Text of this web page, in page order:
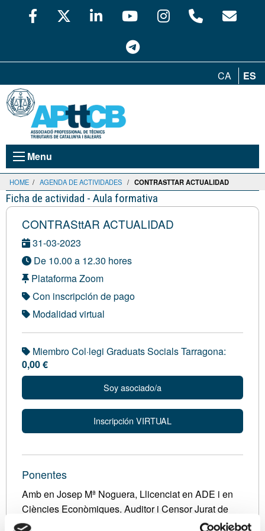
CA ES
Menu
HOME / AGENDA DE ACTIVIDADES / CONTRASTTAR ACTUALIDAD
Ficha de actividad - Aula formativa
CONTRASttAR ACTUALIDAD
31-03-2023
De 10.00 a 12.30 hores
Plataforma Zoom
Con inscripción de pago
Modalidad virtual
Miembro Col·legi Graduats Socials Tarragona:
0,00 €
Soy asociado/a
Inscripción VIRTUAL
Ponentes
Amb en Josep Mª Noguera, Llicenciat en ADE i en
Ciències Econòmiques. Auditor i Censor Jurat de
Comptes. Servei Consultoria Fiscal APttCB.